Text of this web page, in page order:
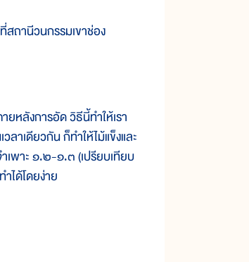
ถานีวนกรรมเขาช่อง
หลังการอัด วิธีนี้ทำให้เรา
ลาเดียวกัน ก็ทำให้ไม้แข็งและ
เพาะ ๑.๒-๑.๓ (เปรียบเทียบ
ได้โดยง่าย